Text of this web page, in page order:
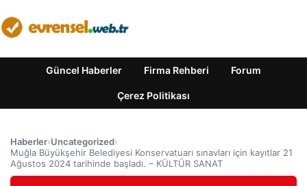
Güncel Haberler Firma Rehberi Forum
Çerez Politikası
Haberler›Uncategorized›
Muğla Büyükşehir Belediyesi Konservatuarı sınavları için kayıtlar 21
Ağustos 2024 tarihinde başladı. – KÜLTÜR SANAT